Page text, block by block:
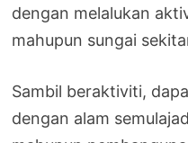
dengan melalukan
mahupun sungai
Sambil beraktiviti,
dengan alam